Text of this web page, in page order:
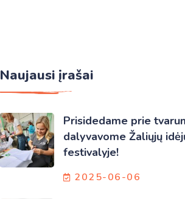
Naujausi įrašai
Prisidedame prie
dalyvavome Žaliųjų
festivalyje!
2025-06-06